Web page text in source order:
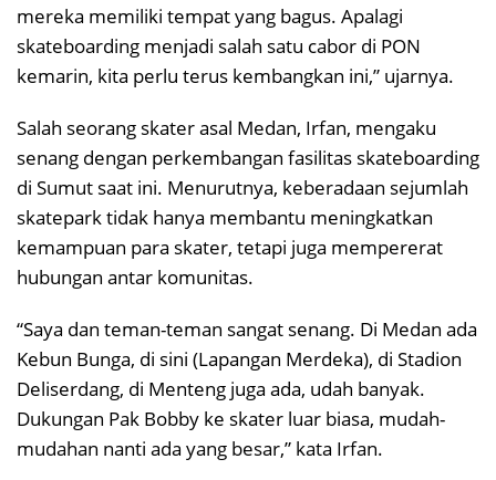
mereka memiliki tempat yang bagus. Apalagi
skateboarding menjadi salah satu cabor di PON
kemarin, kita perlu terus kembangkan ini,” ujarnya.
Salah seorang skater asal Medan, Irfan, mengaku
senang dengan perkembangan fasilitas skateboarding
di Sumut saat ini. Menurutnya, keberadaan sejumlah
skatepark tidak hanya membantu meningkatkan
kemampuan para skater, tetapi juga mempererat
hubungan antar komunitas.
“Saya dan teman-teman sangat senang. Di Medan ada
Kebun Bunga, di sini (Lapangan Merdeka), di Stadion
Deliserdang, di Menteng juga ada, udah banyak.
Dukungan Pak Bobby ke skater luar biasa, mudah-
mudahan nanti ada yang besar,” kata Irfan.